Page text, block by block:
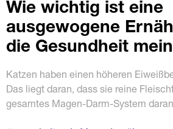
Wie wichtig ist eine
ausgewogene
die Gesundheit
Katzen haben einen höheren
Das liegt daran, dass sie reine
gesamtes Magen-Darm-System